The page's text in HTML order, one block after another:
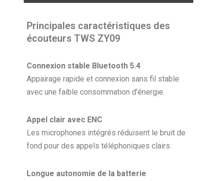
Principales caractéristiques des
écouteurs TWS ZY09
Connexion stable Bluetooth 5.4
Appairage rapide et connexion sans fil stable
avec une faible consommation d'énergie.
Appel clair avec ENC
Les microphones intégrés réduisent le bruit de
fond pour des appels téléphoniques clairs.
Longue autonomie de la batterie